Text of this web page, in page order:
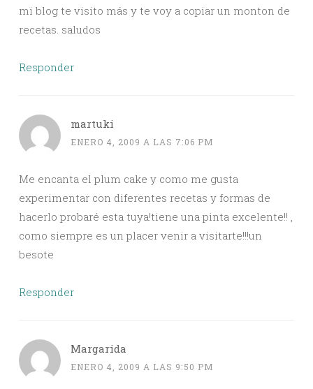
mi blog te visito más y te voy a copiar un monton de
recetas. saludos
Responder
martuki
ENERO 4, 2009 A LAS 7:06 PM
Me encanta el plum cake y como me gusta
experimentar con diferentes recetas y formas de
hacerlo probaré esta tuya!tiene una pinta excelente!! ,
como siempre es un placer venir a visitarte!!!un
besote
Responder
Margarida
ENERO 4, 2009 A LAS 9:50 PM